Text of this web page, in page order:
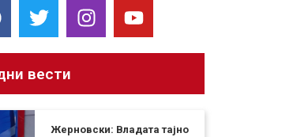
вести
Жерновски: Владата тајно